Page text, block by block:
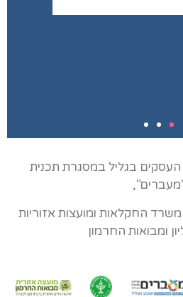
בגליל במסגרת תכנית
החקלאות ומועצות אזוריות
ומבואות החרמון